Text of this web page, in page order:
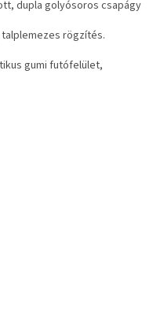
dupla golyósoros csapágy
rögzítés.
gumi futófelület,